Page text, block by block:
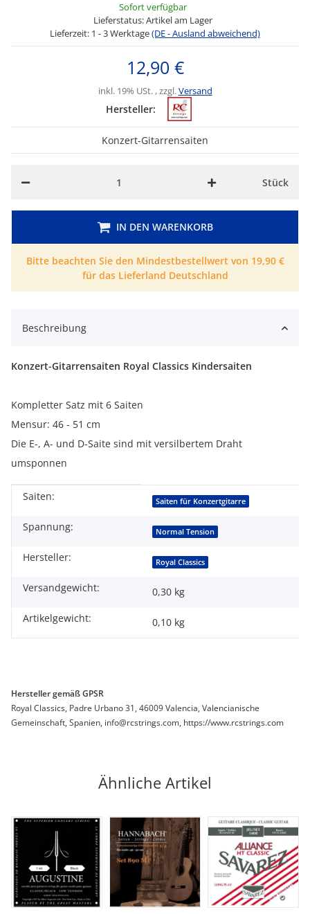
Sofort verfügbar
Lieferstatus: Artikel am Lager
Lieferzeit: 1 - 3 Werktage(DE - Ausland abweichend)
12,90 €
inkl. 19% USt. , zzgl.Versand
Hersteller:
Konzert-Gitarrensaiten
Stück
IN DEN WARENKORB
Bitte beachten Sie den Mindestbestellwert von 19,90 €
für das Lieferland Deutschland
Beschreibung
Konzert-Gitarrensaiten Royal Classics Kindersaiten
Kompletter Satz mit 6 Saiten
Mensur: 46 - 51 cm
Die E-, A- und D-Saite sind mit versilbertem Draht
umsponnen
Produkteigenschaft
Wert
Saiten: Saiten für Konzertgitarre
Spannung: Normal Tension
Hersteller: Royal Classics
Versandgewicht:
0,30 kg
Artikelgewicht:
0,10 kg
Hersteller gemäß GPSR
Royal Classics, Padre Urbano 31, 46009 Valencia, Valencianische
Gemeinschaft, Spanien, info@rcstrings.com, https://www.rcstrings.com
Ähnliche Artikel